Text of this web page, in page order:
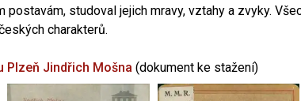
postavám, studoval jejich mravy, vztahy a zvyky.
charakterů.
Plzeň Jindřich Mošna (dokument ke stažení)